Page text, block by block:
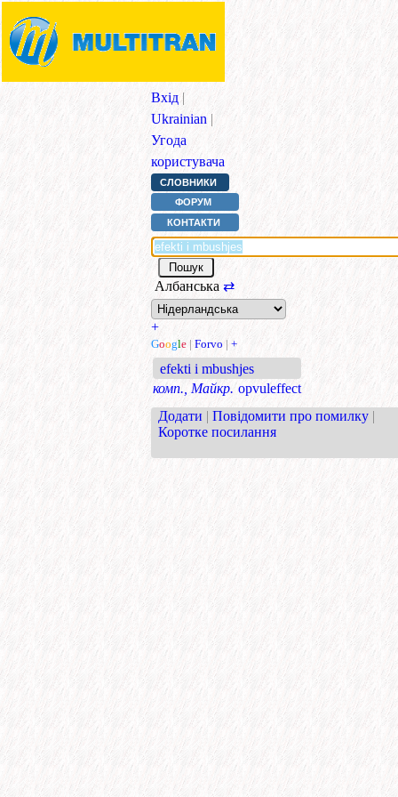
Вхід |
Ukrainian |
Угода
користувача
СЛОВНИКИ
ФОРУМ
КОНТАКТИ
Албанська ⇄
+
Google | Forvo | +
efekti i mbushjes
комп., Майкр. opvuleffect
Додати | Повідомити про помилку |
Коротке посилання